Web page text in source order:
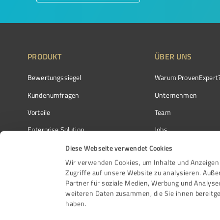
Diese Webseite verwendet Cookies
Wir verwenden Cookies, um Inhalte und
Zugriffe auf unsere Website zu analysieren.
Partner für soziale Medien, Werbung und
weiteren Daten zusammen, die Sie ihnen
haben.
PRODUKT
Bewertungssiegel
Kundenumfragen
Vorteile
Enterprise Solution
Partnerprogramm
Auszeichnungen
ÜBER UNS
Warum
Unternehmen
Team
Jobs
Kundenstimmen
Kontakt